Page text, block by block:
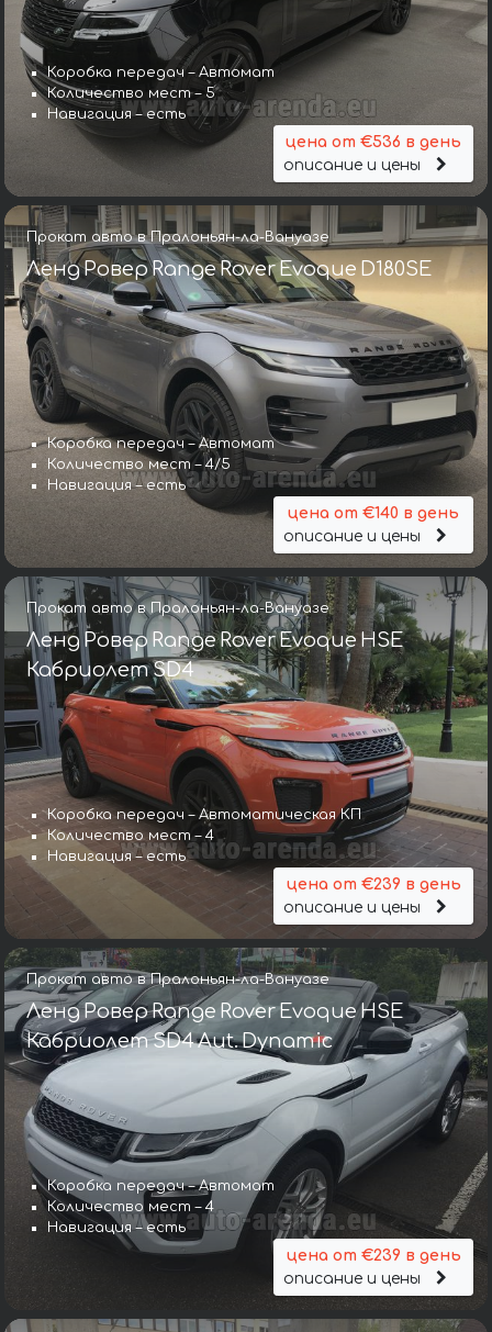
Коробка передач – Автомат
Количество мест – 5
Навигация – есть
цена от €536 в день
описание и цены
Прокат авто в Пралоньян-ла-Вануазе
Ленд Ровер Range Rover Evoque D180SE
Коробка передач – Автомат
Количество мест – 4/5
Навигация – есть
цена от €140 в день
описание и цены
Прокат авто в Пралоньян-ла-Вануазе
Ленд Ровер Range Rover Evoque HSE
Кабриолет SD4
Коробка передач – Автоматическая КП
Количество мест – 4
Навигация – есть
цена от €239 в день
описание и цены
Прокат авто в Пралоньян-ла-Вануазе
Ленд Ровер Range Rover Evoque HSE
Кабриолет SD4 Aut. Dynamic
Коробка передач – Автомат
Количество мест – 4
Навигация – есть
цена от €239 в день
описание и цены